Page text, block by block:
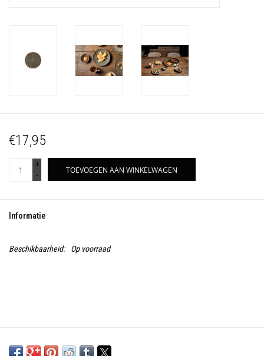
€17,95
+
-
TOEVOEGEN AAN WINKELWAGEN
Informatie
Beschikbaarheid: Op voorraad